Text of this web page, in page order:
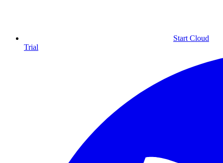
Start Cloud
Trial